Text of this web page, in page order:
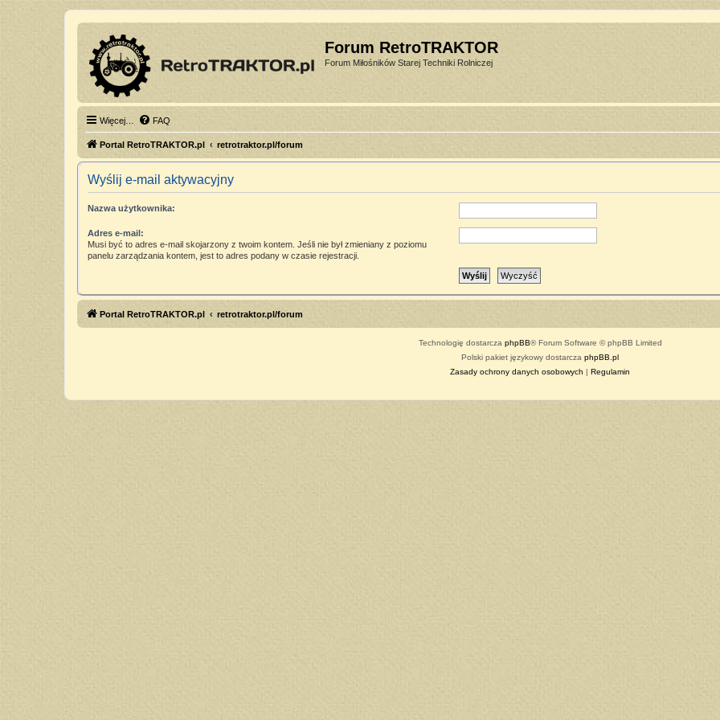
Forum RetroTRAKTOR
Forum Miłośników Starej Techniki Rolniczej
Więcej… FAQ
Portal RetroTRAKTOR.pl retrotraktor.pl/forum
Wyślij e-mail aktywacyjny
Nazwa użytkownika:
Adres e-mail:
Musi być to adres e-mail skojarzony z twoim kontem. Jeśli nie był zmieniany z poziomu
panelu zarządzania kontem, jest to adres podany w czasie rejestracji.
Portal RetroTRAKTOR.pl retrotraktor.pl/forum
Technologię dostarcza phpBB® Forum Software © phpBB Limited
Polski pakiet językowy dostarcza phpBB.pl
Zasady ochrony danych osobowych | Regulamin